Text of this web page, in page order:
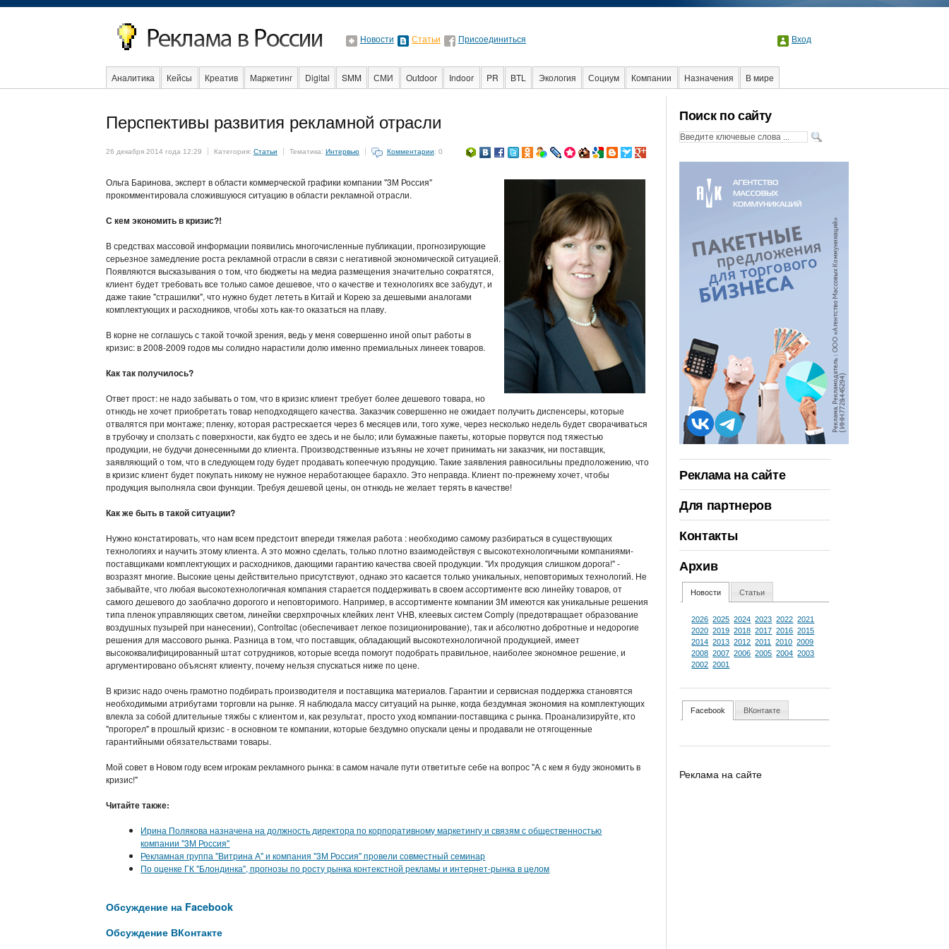
Новости Статьи Присоединиться Вход
Аналитика Кейсы Креатив Маркетинг Digital SMM СМИ Outdoor Indoor PR BTL Экология Социум Компании Назначения
В мире
Поиск по сайту
Реклама на сайте
Для партнеров
Контакты
Архив
Новости Статьи
2026 2025 2024 2023 2022 2021
2020 2019 2018 2017 2016 2015
2014 2013 2012 2011 2010 2009
2008 2007 2006 2005 2004 2003
2002 2001
Facebook ВКонтакте
Реклама на сайте
Перспективы развития рекламной отрасли
26 декабря 2014 года 12:29 Категория: Статьи Тематика: Интервью Комментарии: 0
Ольга Баринова, эксперт в области коммерческой графики компании "3М Россия"
прокомментировала сложившуюся ситуацию в области рекламной отрасли.
С кем экономить в кризис?!
В средствах массовой информации появились многочисленные публикации, прогнозирующие
серьезное замедление роста рекламной отрасли в связи с негативной экономической ситуацией.
Появляются высказывания о том, что бюджеты на медиа размещения значительно сократятся,
клиент будет требовать все только самое дешевое, что о качестве и технологиях все забудут, и
даже такие "страшилки", что нужно будет лететь в Китай и Корею за дешевыми аналогами
комплектующих и расходников, чтобы хоть как-то оказаться на плаву.
В корне не соглашусь с такой точкой зрения, ведь у меня совершенно иной опыт работы в
кризис: в 2008-2009 годов мы солидно нарастили долю именно премиальных линеек товаров.
Как так получилось?
Ответ прост: не надо забывать о том, что в кризис клиент требует более дешевого товара, но
отнюдь не хочет приобретать товар неподходящего качества. Заказчик совершенно не ожидает получить диспенсеры, которые
отвалятся при монтаже; пленку, которая растрескается через 6 месяцев или, того хуже, через несколько недель будет сворачиваться
в трубочку и сползать с поверхности, как будто ее здесь и не было; или бумажные пакеты, которые порвутся под тяжестью
продукции, не будучи донесенными до клиента. Производственные изъяны не хочет принимать ни заказчик, ни поставщик,
заявляющий о том, что в следующем году будет продавать копеечную продукцию. Такие заявления равносильны предположению, что
в кризис клиент будет покупать никому не нужное неработающее барахло. Это неправда. Клиент по-прежнему хочет, чтобы
продукция выполняла свои функции. Требуя дешевой цены, он отнюдь не желает терять в качестве!
Как же быть в такой ситуации?
Нужно констатировать, что нам всем предстоит впереди тяжелая работа : необходимо самому разбираться в существующих
технологиях и научить этому клиента. А это можно сделать, только плотно взаимодействуя с высокотехнологичными компаниями-
поставщиками комплектующих и расходников, дающими гарантию качества своей продукции. "Их продукция слишком дорога!" -
возразят многие. Высокие цены действительно присутствуют, однако это касается только уникальных, неповторимых технологий. Не
забывайте, что любая высокотехнологичная компания старается поддерживать в своем ассортименте всю линейку товаров, от
самого дешевого до заоблачно дорогого и неповторимого. Например, в ассортименте компании 3М имеются как уникальные решения
типа пленок управляющих светом, линейки сверхпрочных клейких лент VHB, клеевых систем Comply (предотвращает образование
воздушных пузырей при нанесении), Controltac (обеспечивает легкое позиционирование), так и абсолютно добротные и недорогие
решения для массового рынка. Разница в том, что поставщик, обладающий высокотехнологичной продукцией, имеет
высококвалифицированный штат сотрудников, которые всегда помогут подобрать правильное, наиболее экономное решение, и
аргументировано объяснят клиенту, почему нельзя спускаться ниже по цене.
В кризис надо очень грамотно подбирать производителя и поставщика материалов. Гарантии и сервисная поддержка становятся
необходимыми атрибутами торговли на рынке. Я наблюдала массу ситуаций на рынке, когда бездумная экономия на комплектующих
влекла за собой длительные тяжбы с клиентом и, как результат, просто уход компании-поставщика с рынка. Проанализируйте, кто
"прогорел" в прошлый кризис - в основном те компании, которые бездумно опускали цены и продавали не отягощенные
гарантийными обязательствами товары.
Мой совет в Новом году всем игрокам рекламного рынка: в самом начале пути ответитьте себе на вопрос "А с кем я буду экономить в
кризис!"
Читайте также:
Ирина Полякова назначена на должность директора по корпоративному маркетингу и связям с общественностью
компании "3М Россия"
Рекламная группа "Витрина А" и компания "3М Россия" провели совместный семинар
По оценке ГК "Блондинка", прогнозы по росту рынка контекстной рекламы и интернет-рынка в целом
Обсуждение на Facebook
Обсуждение ВКонтакте